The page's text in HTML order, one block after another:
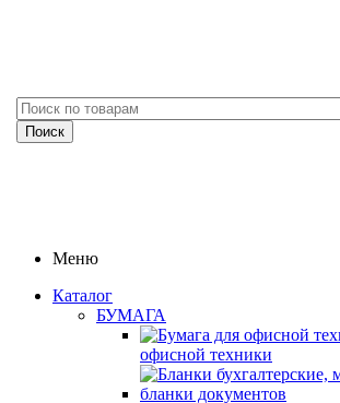
Меню
Каталог
БУМАГА
офисной техники